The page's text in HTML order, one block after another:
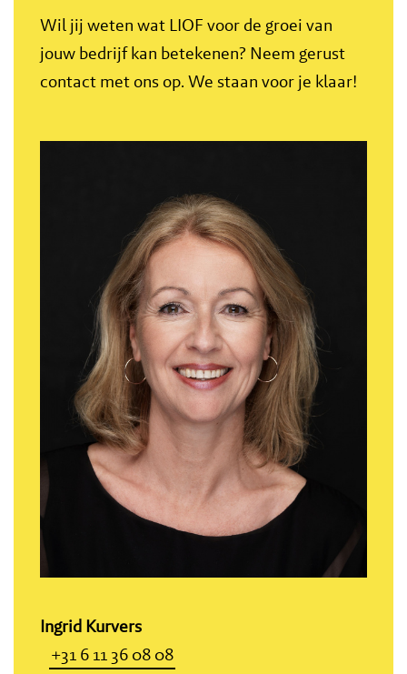
Wil jij weten wat LIOF voor de groei van
jouw bedrijf kan betekenen? Neem gerust
contact met ons op. We staan voor je klaar!
Ingrid Kurvers
+31 6 11 36 08 08